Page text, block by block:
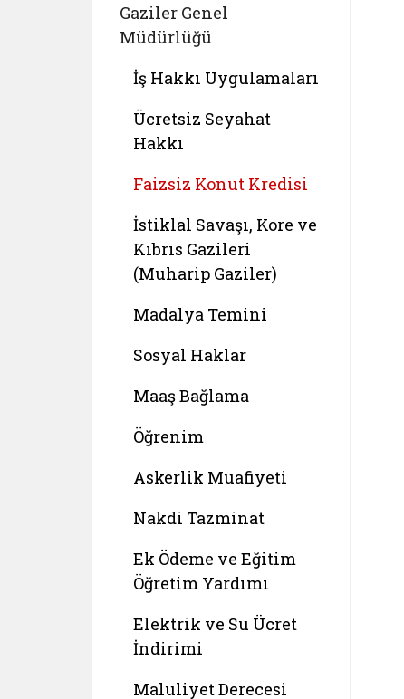
Gaziler Genel
Müdürlüğü
İş Hakkı Uygulamaları
Ücretsiz Seyahat
Hakkı
Faizsiz Konut Kredisi
İstiklal Savaşı, Kore ve
Kıbrıs Gazileri
(Muharip Gaziler)
Madalya Temini
Sosyal Haklar
Maaş Bağlama
Öğrenim
Askerlik Muafiyeti
Nakdi Tazminat
Ek Ödeme ve Eğitim
Öğretim Yardımı
Elektrik ve Su Ücret
İndirimi
Maluliyet Derecesi